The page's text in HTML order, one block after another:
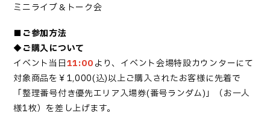
ミニライブ＆トーク会
■ご参加方法
◆ご購入について
イベント当日11:00より、イベント会場特設カウンターにて
対象商品を￥1,000(込)以上ご購入されたお客様に先着で
「整理番号付き優先エリア入場券(番号ランダム)」（お一人
様1枚）を差し上げます。